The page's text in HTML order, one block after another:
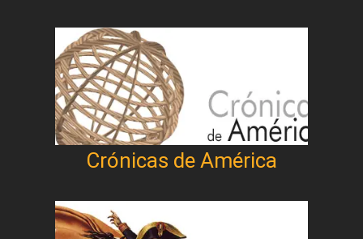
Crónicas de América